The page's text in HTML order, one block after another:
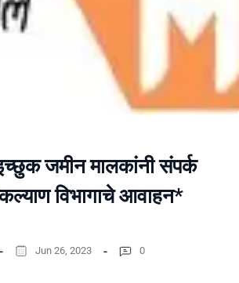
जमीन मालकांनी संपर्क
विभागाचे आवाहन*
Jun 26, 2023 0